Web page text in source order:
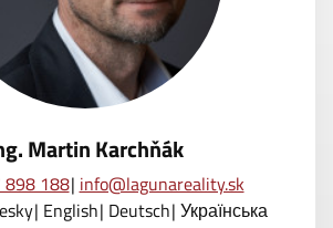
Martin Karchňák
898 188 info@lagunareality.sk
English Deutsch Українська